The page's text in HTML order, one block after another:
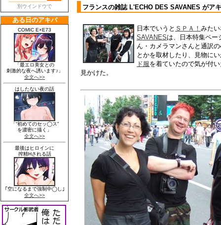
フランスの雑誌 L'ECHO DES SAVANES がア
日本でいうと ＳＰＡ！ みた
SAVANESは、日本特集ペー
ん・カメラマンさんと通訳
とかを取材したり、見物に
ド服を着ていたので気が付
見かけた。